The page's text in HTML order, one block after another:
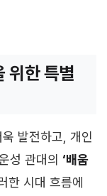
위한 특별
발전하고, 개인
성 관대의 ‘배움
한 시대 흐름에